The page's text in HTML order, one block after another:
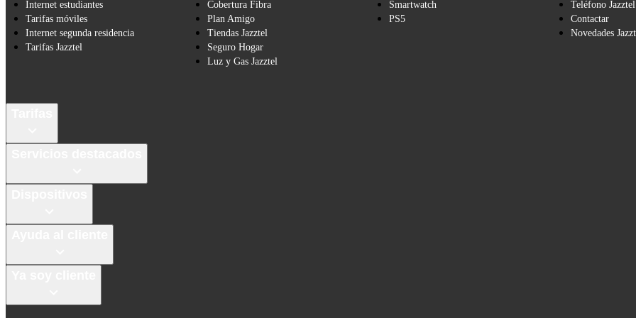
Internet estudiantes
Tarifas móviles
Internet segunda residencia
Tarifas Jazztel
Cobertura Fibra
Plan Amigo
Tiendas Jazztel
Seguro Hogar
Luz y Gas Jazztel
Smartwatch
PS5
Teléfono Jazztel
Contactar
Novedades